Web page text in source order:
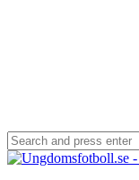
Search
for: